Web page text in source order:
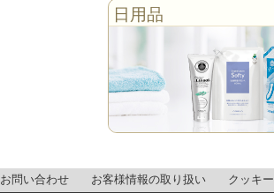
日用品
お問い合わせ お客様情報の取り扱い クッキ